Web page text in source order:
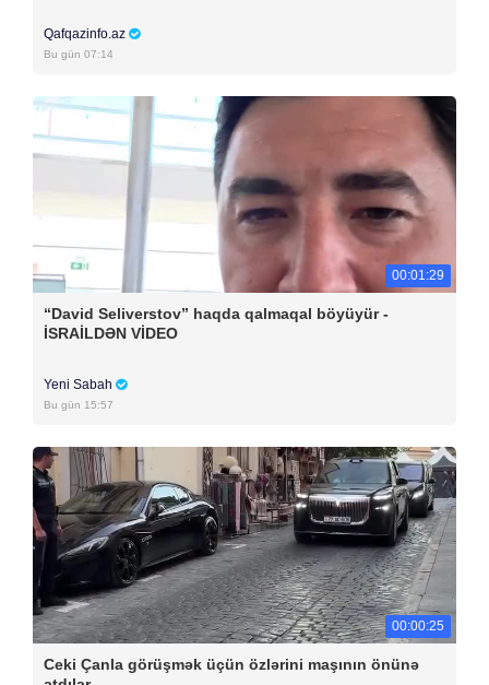
Qafqazinfo.az
Bu gün 07:14
00:01:29
“David Seliverstov” haqda qalmaqal böyüyür -
İSRAİLDƏN VİDEO
Yeni Sabah
Bu gün 15:57
00:00:25
Ceki Çanla görüşmək üçün özlərini maşının önünə